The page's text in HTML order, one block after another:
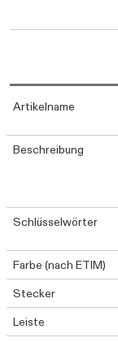
Artikelname
Beschreibung
Schlüsselwörter
Farbe (nach ETIM)
Stecker
Leiste